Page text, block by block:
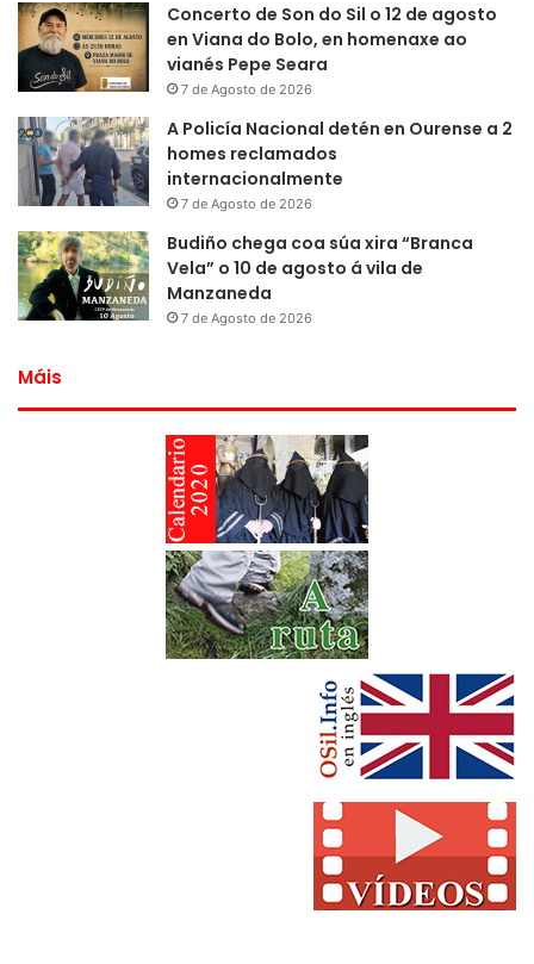
Concerto de Son do Sil o 12 de agosto
en Viana do Bolo, en homenaxe ao
vianés Pepe Seara
7 de Agosto de 2026
A Policía Nacional detén en Ourense a 2
homes reclamados
internacionalmente
7 de Agosto de 2026
Budiño chega coa súa xira “Branca
Vela” o 10 de agosto á vila de
Manzaneda
7 de Agosto de 2026
Máis